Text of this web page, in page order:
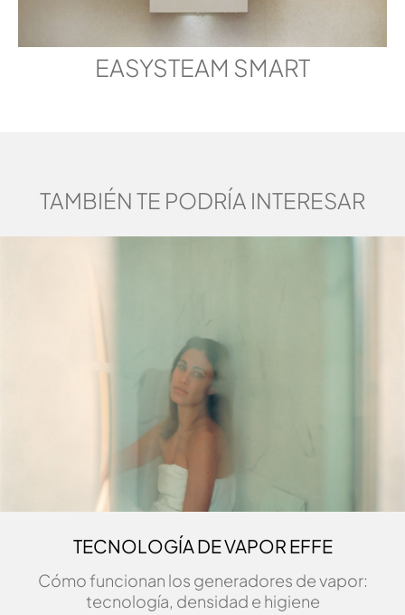
EASYSTEAM SMART
TAMBIÉN TE PODRÍA INTERESAR
TECNOLOGÍA DE VAPOR EFFE
Cómo funcionan los generadores de vapor:
tecnología, densidad e higiene